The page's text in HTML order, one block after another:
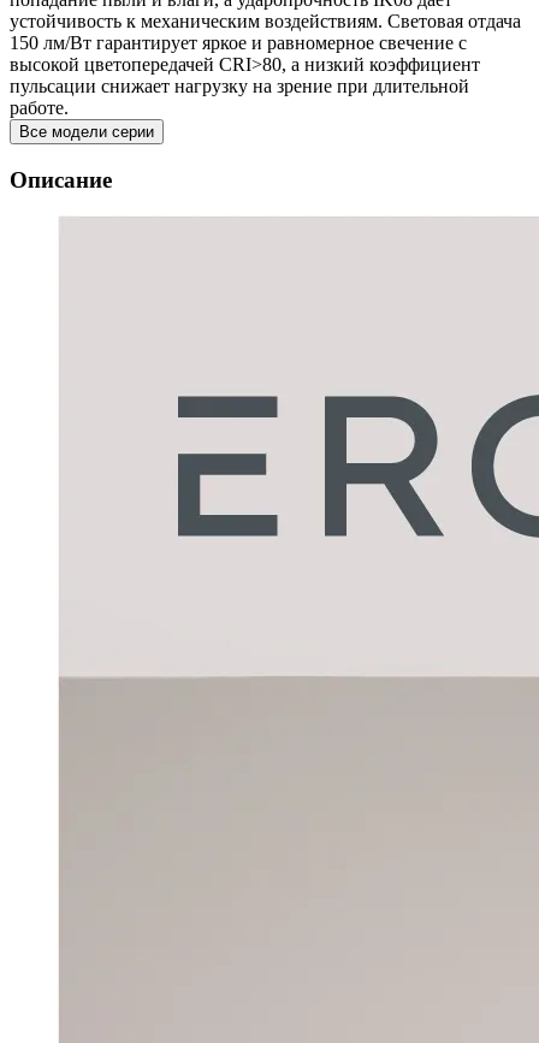
устойчивость к механическим воздействиям. Световая отдача
150 лм/Вт гарантирует яркое и равномерное свечение с
высокой цветопередачей CRI>80, а низкий коэффициент
пульсации снижает нагрузку на зрение при длительной
работе.
Все модели серии
Описание